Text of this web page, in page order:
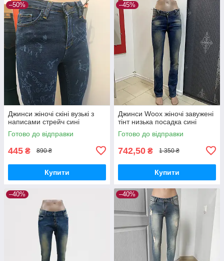
–50%
Джинси жіночі скіні вузькі з
написами стрейч сині
Готово до відправки
445 ₴ 890 ₴
Купити
–45%
Джинси Woox жіночі завужені
тінт низька посадка сині
Готово до відправки
742,50 ₴ 1 350 ₴
Купити
–40% –40%